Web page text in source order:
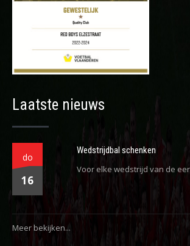
Laatste nieuws
do
16
Wedstrijdbal schenken
Voor elke wedstrijd van de
Meer bekijken...